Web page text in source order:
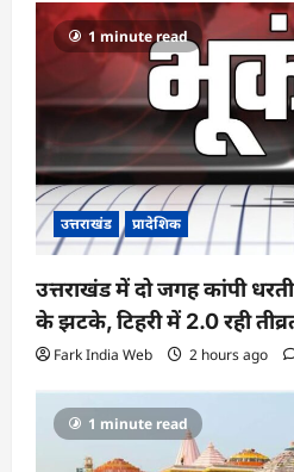
1 minute read
उत्तराखंड प्रादेशिक
उत्तराखंड में दो जगह कांपी
के झटके, टिहरी में 2.0 रही
Fark India Web 2 hours ago
1 minute read